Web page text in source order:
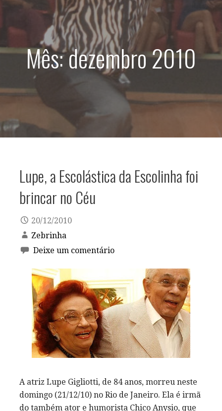
Mês: dezembro 2010
Lupe, a Escolástica da Escolinha foi
brincar no Céu
20/12/2010
Zebrinha
Deixe um comentário
A atriz Lupe Gigliotti, de 84 anos, morreu neste
domingo (21/12/10) no Rio de Janeiro. Ela é irmã
do também ator e humorista Chico Anysio, que